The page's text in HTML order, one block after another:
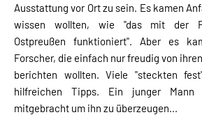
Ausstattung vor Ort zu sein. Es kamen
wissen wollten, wie "das mit der
Ostpreußen funktioniert". Aber es
Forscher, die einfach nur freudig von
berichten wollten. Viele "steckten
hilfreichen Tipps. Ein junger Mann
mitgebracht um ihn zu überzeugen...